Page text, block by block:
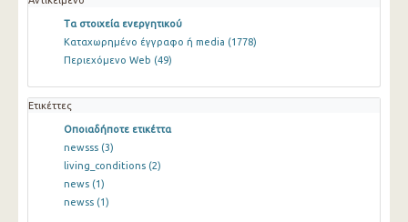
Τα στοιχεία ενεργητικού
Καταχωρημένο έγγραφο ή media (1778)
Περιεχόμενο Web (49)
Ετικέττες
Οποιαδήποτε ετικέττα
newsss (3)
living_conditions (2)
news (1)
newss (1)